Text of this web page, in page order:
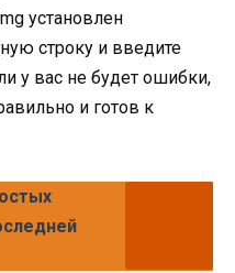
установлен
строку и введите
у вас не будет ошибки,
и готов к